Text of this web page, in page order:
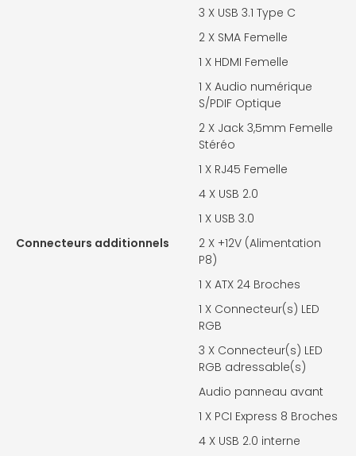
3 X USB 3.1 Type C
2 X SMA Femelle
1 X HDMI Femelle
1 X Audio numérique
S/PDIF Optique
2 X Jack 3,5mm Femelle
Stéréo
1 X RJ45 Femelle
4 X USB 2.0
1 X USB 3.0
Connecteurs additionnels
2 X +12V (Alimentation
P8)
1 X ATX 24 Broches
1 X Connecteur(s) LED
RGB
3 X Connecteur(s) LED
RGB adressable(s)
Audio panneau avant
1 X PCI Express 8 Broches
4 X USB 2.0 interne